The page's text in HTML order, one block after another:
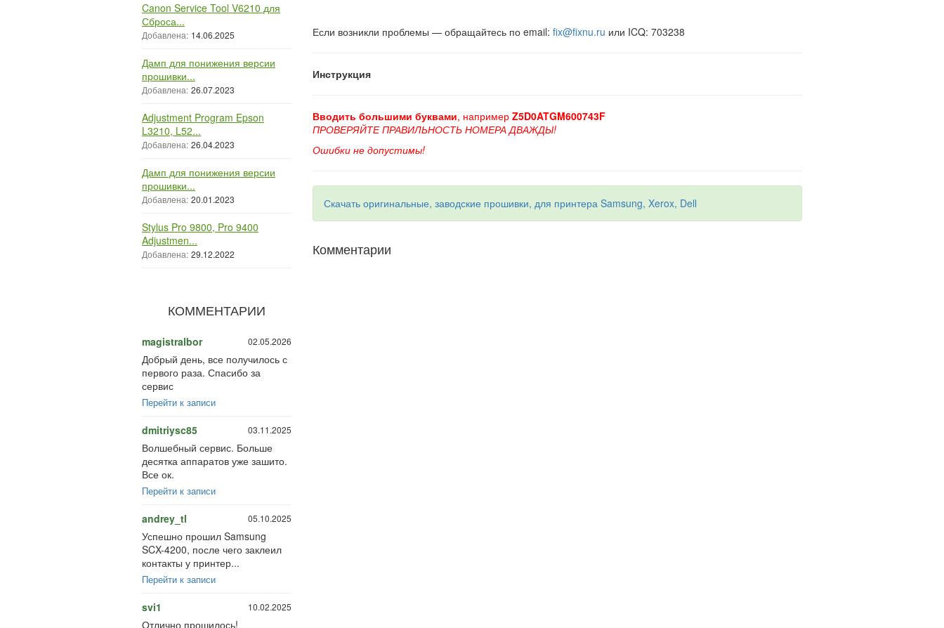
Canon Service Tool V6210 для
Сброса...
Добавлена: 14.06.2025
Дамп для понижения версии
прошивки...
Добавлена: 26.07.2023
Adjustment Program Epson
L3210, L52...
Добавлена: 26.04.2023
Дамп для понижения версии
прошивки...
Добавлена: 20.01.2023
Stylus Pro 9800, Pro 9400
Adjustmen...
Добавлена: 29.12.2022
КОММЕНТАРИИ
magistralbor 02.05.2026
Добрый день, все получилось с
первого раза. Спасибо за
сервис
Перейти к записи
dmitriysc85 03.11.2025
Волшебный сервис. Больше
десятка аппаратов уже зашито.
Все ок.
Перейти к записи
andrey_tl 05.10.2025
Успешно прошил Samsung
SCX-4200, после чего заклеил
контакты у принтер...
Перейти к записи
svi1 10.02.2025
Отлично прошилось!
Если возникли проблемы — обращайтесь по email: fix@fixnu.ru или ICQ: 703238
Инструкция
Вводить большими буквами, например Z5D0ATGM600743F
ПРОВЕРЯЙТЕ ПРАВИЛЬНОСТЬ НОМЕРА ДВАЖДЫ!
Ошибки не допустимы!
Скачать оригинальные, заводские прошивки, для принтера Samsung, Xerox, Dell
Комментарии